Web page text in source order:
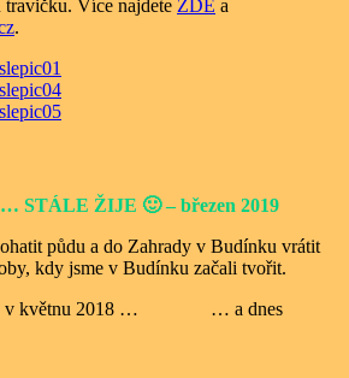
travičku. Více najdete ZDE a
.
STÁLE ŽIJE 🙂 – březen 2019
půdu a do Zahrady v Budínku vrátit
kdy jsme v Budínku začali tvořit.
v květnu 2018 … … a dnes